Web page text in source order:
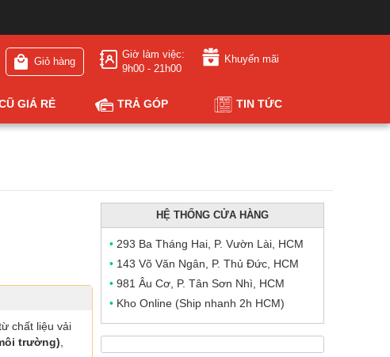
Giỏ hàng
Giờ làm việc:
9h00 - 21h00
Khuyến mãi
GIÁ RẺ TRẢ GÓP TIN TỨC
chất liệu vải
trường)
HỆ THỐNG CỬA HÀNG
• 293 Ba Tháng Hai, P. Vườn Lài, HCM
• 143 Võ Văn Ngân, P. Thủ Đức, HCM
• 981 Âu Cơ, P. Tân Sơn Nhì, HCM
• Kho Online (Ship nhanh 2h HCM)